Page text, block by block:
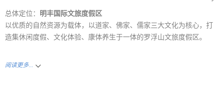
总体定位：
明丰国际文旅度假区
以优质的自然资源为载体，以道家、佛家、儒家三大文化为核心，打
造集休闲度假、文化体验、康体养生于一体的罗浮山文旅度假区。
阅读更多...